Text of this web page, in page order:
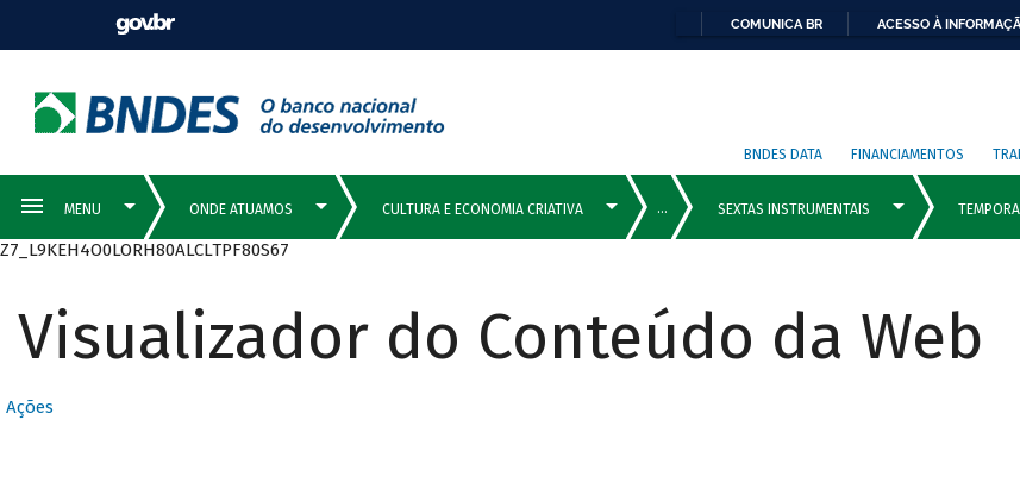
COMUNICA BR ACESSO À
BNDES DATA FINANCIAMENTOS
Z7_L9KEH4O0LORH80ALCLTPF80S67
Visualizador do Conteúdo da Web
Ações